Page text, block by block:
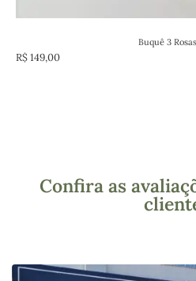
Buquê 3
R$149,00
Confira as